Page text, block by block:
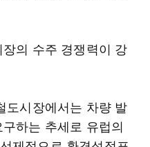
의 수주 경쟁력이 강
도시장에서는 차량 발
하는 추세로 유럽의